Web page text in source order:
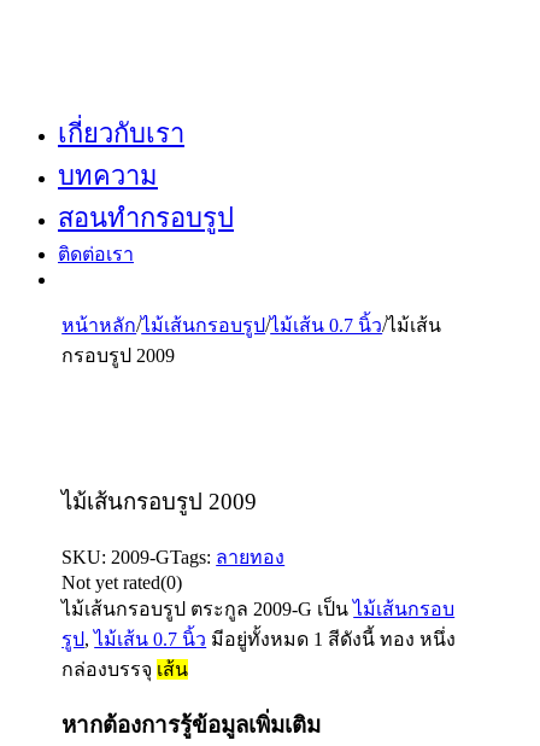
เกี่ยวกับเรา
บทความ
สอนทำกรอบรูป
ติดต่อเรา
หน้าหลัก/ไม้เส้นกรอบรูป/ไม้เส้น 0.7 นิ้ว/ไม้เส้น
กรอบรูป 2009
ไม้เส้นกรอบรูป 2009
SKU: 2009-GTags: ลายทอง
Not yet rated(0)
ไม้เส้นกรอบรูป ตระกูล 2009-G เป็นไม้เส้นกรอบ
รูป,ไม้เส้น 0.7 นิ้ว มีอยู่ทั้งหมด 1 สีดังนี้ ทอง หนึ่ง
กล่องบรรจุ เส้น
หากต้องการรู้ข้อมูลเพิ่มเติม